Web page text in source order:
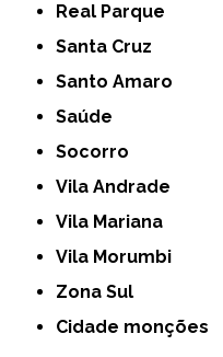
Real Parque
Santa Cruz
Santo Amaro
Saúde
Socorro
Vila Andrade
Vila Mariana
Vila Morumbi
Zona Sul
cidade monções